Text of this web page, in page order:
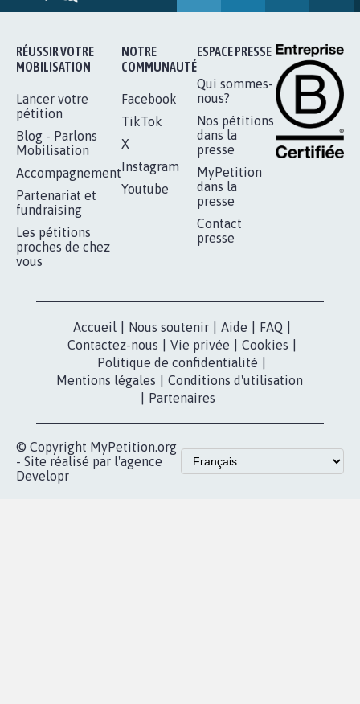
RÉUSSIR VOTRE
MOBILISATION
Lancer votre
pétition
Blog - Parlons
Mobilisation
Accompagnement
Partenariat et
fundraising
Les pétitions
proches de chez
vous
NOTRE
COMMUNAUTÉ
Facebook
TikTok
X
Instagram
Youtube
ESPACE PRESSE
Qui sommes-
nous?
Nos pétitions
dans la
presse
MyPetition
dans la
presse
Contact
presse
Accueil Nous soutenir Aide FAQ
Contactez-nous
Vie privée Cookies
Politique de confidentialité
Mentions légales
Conditions d'utilisation
Partenaires
© Copyright MyPetition.org
- Site réalisé par l'agence
Developr